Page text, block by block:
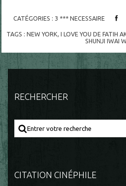
CATÉGORIES : 3 *** NECESSAIRE
TAGS : NEW YORK, I LOVE YOU DE FATIH
SHUNJI IWAI
RECHERCHER
CITATION CINÉPHILE